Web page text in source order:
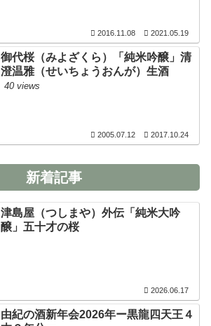
2016.11.08 2021.05.19
御代桜（みよざくら）「純米吟醸」清
澄温雅（せいちょうおんが）生酒
40 views
2005.07.12 2017.10.24
新着記事
津島屋（つしまや）外伝「純米大吟
醸」五十才の桜
2026.06.17
由紀の酒新年会2026年ー黒龍四天王４